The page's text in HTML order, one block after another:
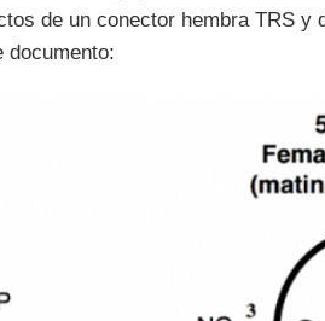
de un conector hembra TRS y
documento: